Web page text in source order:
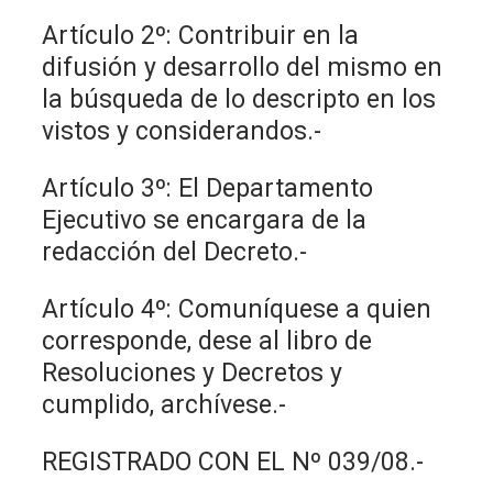
Artículo 2º: Contribuir en la
difusión y desarrollo del mismo en
la búsqueda de lo descripto en los
vistos y considerandos.-
Artículo 3º: El Departamento
Ejecutivo se encargara de la
redacción del Decreto.-
Artículo 4º: Comuníquese a quien
corresponde, dese al libro de
Resoluciones y Decretos y
cumplido, archívese.-
REGISTRADO CON EL Nº 039/08.-